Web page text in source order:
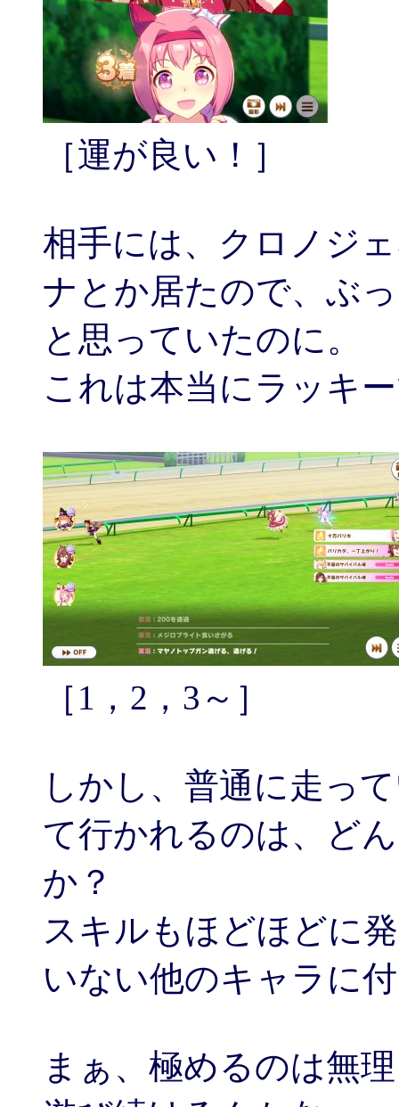
［運が良い！］
相手には、クロノジ
ナとか居たので、ぶ
と思っていたのに。
これは本当にラッキ
［1，2，3～］
しかし、普通に走っ
て行かれるのは、ど
か？
スキルもほどほどに
いない他のキャラに
まぁ、極めるのは無